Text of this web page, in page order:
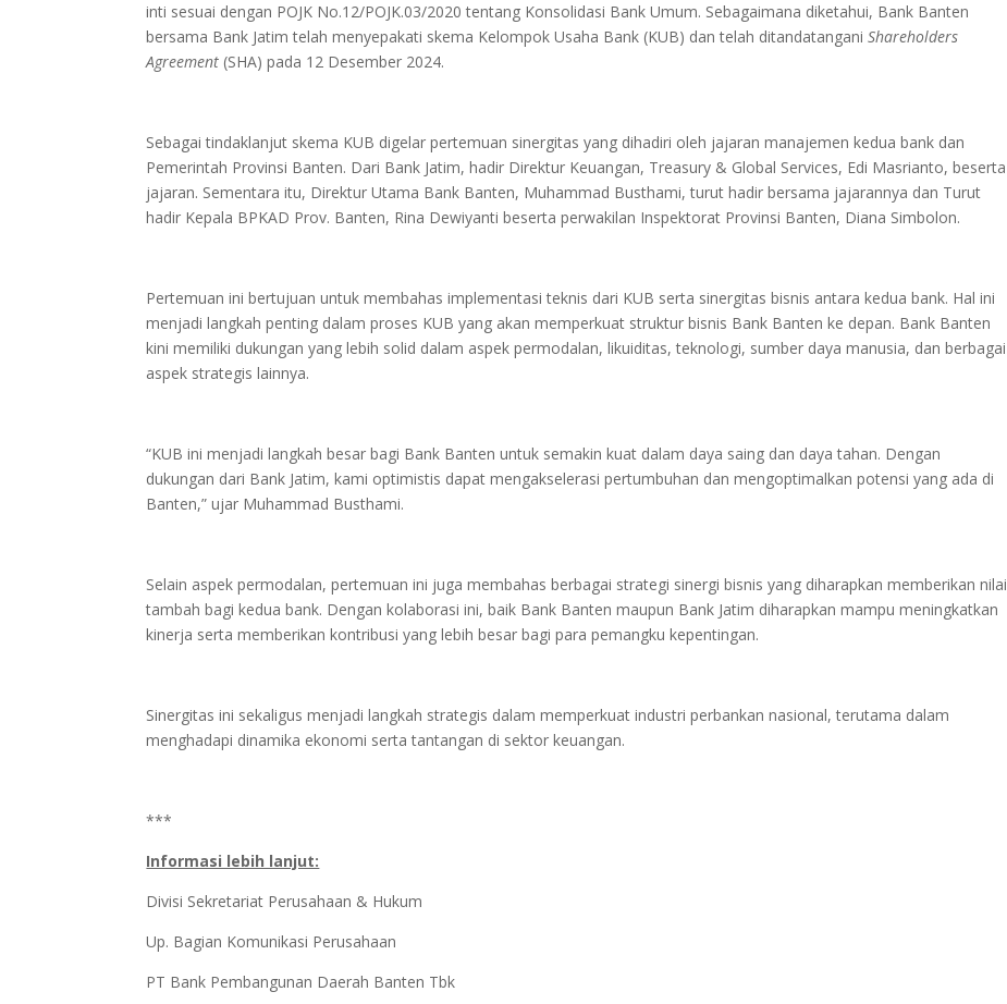
inti sesuai dengan POJK No.12/POJK.03/2020 tentang Konsolidasi Bank Umum. Sebagaimana diketahui, Bank Banten
bersama Bank Jatim telah menyepakati skema Kelompok Usaha Bank (KUB) dan telah ditandatanganiShareholders
Agreement (SHA) pada 12 Desember 2024.
Sebagai tindaklanjut skema KUB digelar pertemuan sinergitas yang dihadiri oleh jajaran manajemen kedua bank dan
Pemerintah Provinsi Banten. Dari Bank Jatim, hadir Direktur Keuangan, Treasury & Global Services, Edi Masrianto, beserta
jajaran. Sementara itu, Direktur Utama Bank Banten, Muhammad Busthami, turut hadir bersama jajarannya dan Turut
hadir Kepala BPKAD Prov. Banten, Rina Dewiyanti beserta perwakilan Inspektorat Provinsi Banten, Diana Simbolon.
Pertemuan ini bertujuan untuk membahas implementasi teknis dari KUB serta sinergitas bisnis antara kedua bank. Hal ini
menjadi langkah penting dalam proses KUB yang akan memperkuat struktur bisnis Bank Banten ke depan. Bank Banten
kini memiliki dukungan yang lebih solid dalam aspek permodalan, likuiditas, teknologi, sumber daya manusia, dan berbagai
aspek strategis lainnya.
“KUB ini menjadi langkah besar bagi Bank Banten untuk semakin kuat dalam daya saing dan daya tahan. Dengan
dukungan dari Bank Jatim, kami optimistis dapat mengakselerasi pertumbuhan dan mengoptimalkan potensi yang ada di
Banten,” ujar Muhammad Busthami.
Selain aspek permodalan, pertemuan ini juga membahas berbagai strategi sinergi bisnis yang diharapkan memberikan nilai
tambah bagi kedua bank. Dengan kolaborasi ini, baik Bank Banten maupun Bank Jatim diharapkan mampu meningkatkan
kinerja serta memberikan kontribusi yang lebih besar bagi para pemangku kepentingan.
Sinergitas ini sekaligus menjadi langkah strategis dalam memperkuat industri perbankan nasional, terutama dalam
menghadapi dinamika ekonomi serta tantangan di sektor keuangan.
***
Informasi lebih lanjut:
Divisi Sekretariat Perusahaan & Hukum
Up. Bagian Komunikasi Perusahaan
PT Bank Pembangunan Daerah Banten Tbk